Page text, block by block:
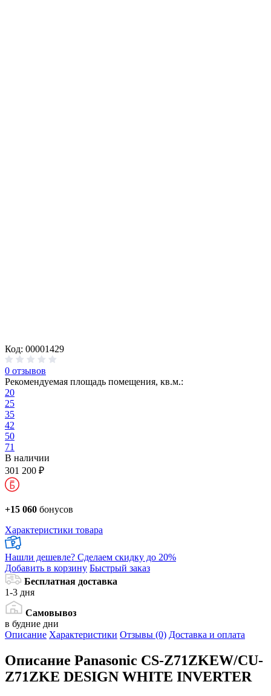
Код: 00001429
0 отзывов
Рекомендуемая площадь помещения, кв.м.:
20
25
35
42
50
71
В наличии
301 200 ₽
+15 060 бонусов
Характеристики товара
Нашли дешевле? Сделаем скидку до 20%
Добавить в корзину Быстрый заказ
Бесплатная доставка
1-3 дня
Самовывоз
в будние дни
Описание Характеристики Отзывы (0) Доставка и оплата
Описание Panasonic CS-Z71ZKEW/CU-
Z71ZKE DESIGN WHITE INVERTER